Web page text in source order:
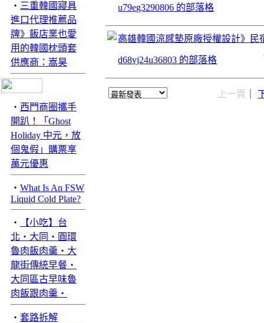
‧ 三重韓國寢具
進口代理推薦品
牌》飯店業也愛
用的韓國枕頭套
供應商：嵩昊
‧ 西門商圈攜手
開趴！「Ghost
Holiday 中元，放
個鬼假」購票享
萬元優惠
‧ What Is An FSW
Liquid Cold Plate?
‧
【小吃】台
北‧大同‧圓環
魯肉飯肉羹‧大
龍街傳統早餐‧
大同區古早味魯
肉飯跟肉羹‧
‧ 套路拆解
u79eg3290806 的部落格
高雄韓國涼感墊原廠授權設計》
d68vj24u36803 的部落格
上一頁 ｜